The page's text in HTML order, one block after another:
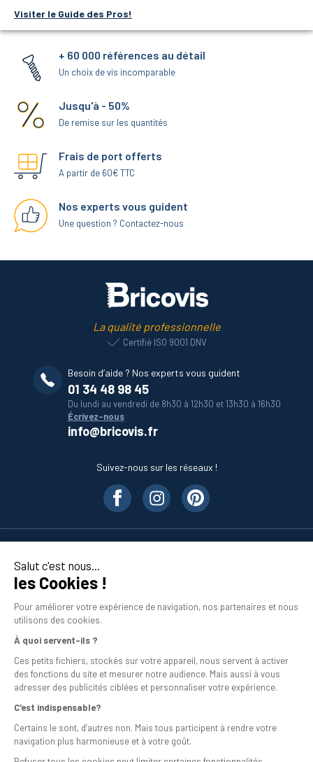
Salut c'est nous...
les Cookies !
Pour améliorer votre expérience de navigation, nos partenaires et nous
utilisons des cookies.
À quoi servent-ils ?
Ces petits fichiers, stockés sur votre appareil, nous servent à activer
des fonctions du site et mesurer notre audience. Mais aussi à vous
adresser des publicités ciblées et personnaliser votre expérience.
C'est indispensable?
Certains le sont, d’autres non. Mais tous participent à rendre votre
navigation plus harmonieuse et à votre goût.
Visiter le Guide des Pros!
+ 60 000 références au détail
Un choix de vis incomparable
Jusqu'à - 50%
De remise sur les quantités
Frais de port offerts
A partir de 60€ TTC
Nos experts vous guident
Une question ? Contactez-nous
La qualité professionnelle
Certifié ISO 9001 DNV
Besoin d’aide ? Nos experts vous guident
01 34 48 98 45
Du lundi au vendredi de 8h30 à 12h30 et 13h30 à 16h30
Écrivez-nous
info@bricovis.fr
Suivez-nous sur les réseaux !
En savoir plus
Mentions légales
Conditions générales de vente